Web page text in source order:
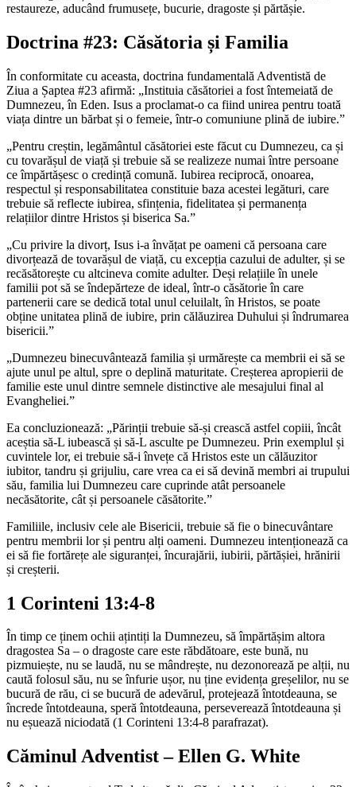
restaureze, aducând frumusețe, bucurie, dragoste și părtășie.
Doctrina #23: Căsătoria și Familia
În conformitate cu aceasta, doctrina fundamentală Adventistă de
Ziua a Șaptea #23 afirmă: „Instituia căsătoriei a fost întemeiată de
Dumnezeu, în Eden. Isus a proclamat-o ca fiind unirea pentru toată
viața dintre un bărbat și o femeie, într-o comuniune plină de iubire.”
„Pentru creștin, legământul căsătoriei este făcut cu Dumnezeu, ca și
cu tovarășul de viață și trebuie să se realizeze numai între persoane
ce împărtășesc o credință comună. Iubirea reciprocă, onoarea,
respectul și responsabilitatea constituie baza acestei legături, care
trebuie să reflecte iubirea, sfințenia, fidelitatea și permanența
relațiilor dintre Hristos și biserica Sa.”
„Cu privire la divorț, Isus i-a învățat pe oameni că persoana care
divorțează de tovarășul de viață, cu excepția cazului de adulter, și se
recăsătorește cu altcineva comite adulter. Deși relațiile în unele
familii pot să se îndepărteze de ideal, într-o căsătorie în care
partenerii care se dedică total unul celuilalt, în Hristos, se poate
obține unitatea plină de iubire, prin călăuzirea Duhului și îndrumarea
bisericii.”
„Dumnezeu binecuvântează familia și urmărește ca membrii ei să se
ajute unul pe altul, spre o deplină maturitate. Creșterea apropierii de
familie este unul dintre semnele distinctive ale mesajului final al
Evangheliei.”
Ea concluzionează: „Părinții trebuie să-și crească astfel copiii, încât
aceștia să-L iubească și să-L asculte pe Dumnezeu. Prin exemplul și
cuvintele lor, ei trebuie să-i învețe că Hristos este un călăuzitor
iubitor, tandru și grijuliu, care vrea ca ei să devină membri ai trupului
său, familia lui Dumnezeu care cuprinde atât persoanele
necăsătorite, cât și persoanele căsătorite.”
Familiile, inclusiv cele ale Bisericii, trebuie să fie o binecuvântare
pentru membrii lor și pentru alți oameni. Dumnezeu intenționează ca
ei să fie fortărețe ale siguranței, încurajării, iubirii, părtășiei, hrănirii
și creșterii.
1 Corinteni 13:4-8
În timp ce ținem ochii ațintiți la Dumnezeu, să împărtășim altora
dragostea Sa – o dragoste care este răbdătoare, este bună, nu
pizmuiește, nu se laudă, nu se mândrește, nu dezonorează pe alții, nu
caută folosul său, nu se înfurie ușor, nu ține evidența greșelilor, nu se
bucură de rău, ci se bucură de adevărul, protejează întotdeauna, se
încrede întotdeauna, speră întotdeauna, perseverează întotdeauna și
nu eșuează niciodată (1 Corinteni 13:4-8 parafrazat).
Căminul Adventist – Ellen G. White